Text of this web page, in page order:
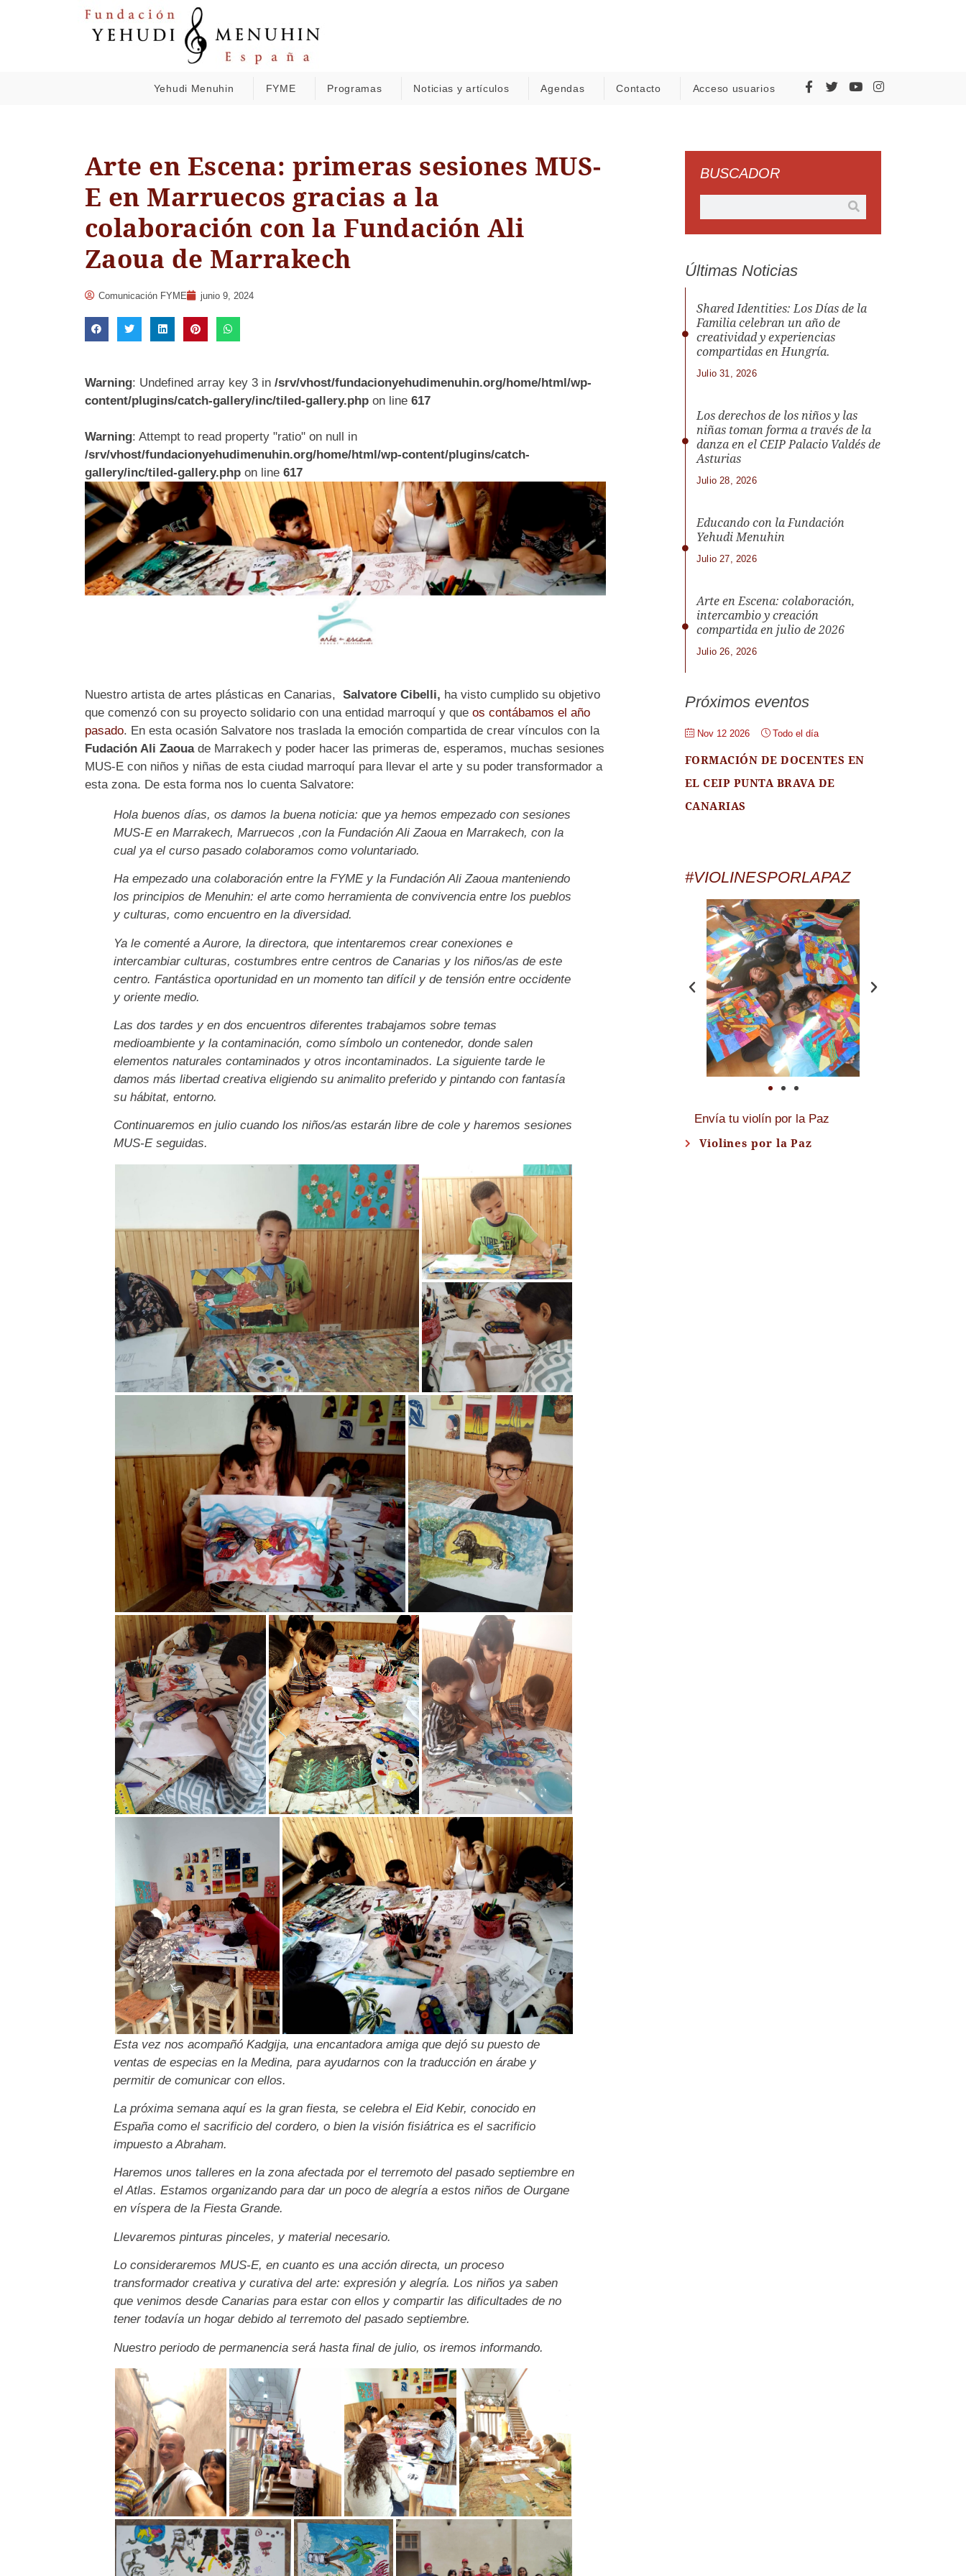
Yehudi Menuhin FYME Programas Noticias y artículos Agendas Contacto Acceso usuarios
Arte en Escena: primeras sesiones MUS-
E en Marruecos gracias a la
colaboración con la Fundación Ali
Zaoua de Marrakech
Comunicación FYME junio 9, 2024
Warning: Undefined array key 3 in /srv/vhost/fundacionyehudimenuhin.org/home/html/wp-
content/plugins/catch-gallery/inc/tiled-gallery.phpon line 617
Warning: Attempt to read property "ratio" on null in
/srv/vhost/fundacionyehudimenuhin.org/home/html/wp-content/plugins/catch-
gallery/inc/tiled-gallery.phpon line 617
Nuestro artista de artes plásticas en Canarias, Salvatore Cibelli, ha visto cumplido su objetivo
que comenzó con su proyecto solidario con una entidad marroquí y que os contábamos el año
pasado. En esta ocasión Salvatore nos traslada la emoción compartida de crear vínculos con la
Fudación Ali Zaouade Marrakech y poder hacer las primeras de, esperamos, muchas sesiones
MUS-E con niños y niñas de esta ciudad marroquí para llevar el arte y su poder transformador a
esta zona. De esta forma nos lo cuenta Salvatore:
Hola buenos días, os damos la buena noticia: que ya hemos empezado con sesiones
MUS-E en Marrakech, Marruecos ,con la Fundación Ali Zaoua en Marrakech, con la
cual ya el curso pasado colaboramos como voluntariado.
Ha empezado una colaboración entre la FYME y la Fundación Ali Zaoua manteniendo
los principios de Menuhin: el arte como herramienta de convivencia entre los pueblos
y culturas, como encuentro en la diversidad.
Ya le comenté a Aurore, la directora, que intentaremos crear conexiones e
intercambiar culturas, costumbres entre centros de Canarias y los niños/as de este
centro. Fantástica oportunidad en un momento tan difícil y de tensión entre occidente
y oriente medio.
Las dos tardes y en dos encuentros diferentes trabajamos sobre temas
medioambiente y la contaminación, como símbolo un contenedor, donde salen
elementos naturales contaminados y otros incontaminados. La siguiente tarde le
damos más libertad creativa eligiendo su animalito preferido y pintando con fantasía
su hábitat, entorno.
Continuaremos en julio cuando los niños/as estarán libre de cole y haremos sesiones
MUS-E seguidas.
Esta vez nos acompañó Kadgija, una encantadora amiga que dejó su puesto de
ventas de especias en la Medina, para ayudarnos con la traducción en árabe y
permitir de comunicar con ellos.
La próxima semana aquí es la gran fiesta, se celebra el Eid Kebir, conocido en
España como el sacrificio del cordero, o bien la visión fisiátrica es el sacrificio
impuesto a Abraham.
Haremos unos talleres en la zona afectada por el terremoto del pasado septiembre en
el Atlas. Estamos organizando para dar un poco de alegría a estos niños de Ourgane
en víspera de la Fiesta Grande.
Llevaremos pinturas pinceles, y material necesario.
Lo consideraremos MUS-E, en cuanto es una acción directa, un proceso
transformador creativa y curativa del arte: expresión y alegría. Los niños ya saben
que venimos desde Canarias para estar con ellos y compartir las dificultades de no
tener todavía un hogar debido al terremoto del pasado septiembre.
Nuestro periodo de permanencia será hasta final de julio, os iremos informando.
BUSCADOR
Últimas Noticias
Shared Identities: Los Días de la
Familia celebran un año de
creatividad y experiencias
compartidas en Hungría.
Julio 31, 2026
Los derechos de los niños y las
niñas toman forma a través de la
danza en el CEIP Palacio Valdés de
Asturias
Julio 28, 2026
Educando con la Fundación
Yehudi Menuhin
Julio 27, 2026
Arte en Escena: colaboración,
intercambio y creación
compartida en julio de 2026
Julio 26, 2026
Próximos eventos
Nov 12 2026 Todo el día
FORMACIÓN DE DOCENTES EN
EL CEIP PUNTA BRAVA DE
CANARIAS
#VIOLINESPORLAPAZ
Envía tu violín por la Paz
Violines por la Paz